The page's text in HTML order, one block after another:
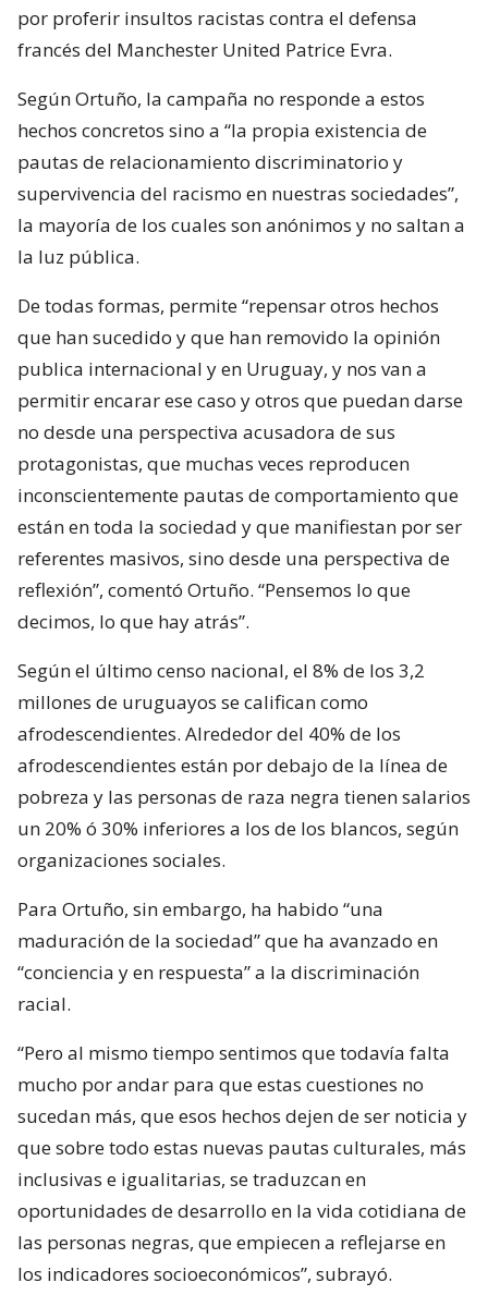
por proferir insultos racistas contra el defensa
francés del Manchester United Patrice Evra.
Según Ortuño, la campaña no responde a estos
hechos concretos sino a “la propia existencia de
pautas de relacionamiento discriminatorio y
supervivencia del racismo en nuestras sociedades”,
la mayoría de los cuales son anónimos y no saltan a
la luz pública.
De todas formas, permite “repensar otros hechos
que han sucedido y que han removido la opinión
publica internacional y en Uruguay, y nos van a
permitir encarar ese caso y otros que puedan darse
no desde una perspectiva acusadora de sus
protagonistas, que muchas veces reproducen
inconscientemente pautas de comportamiento que
están en toda la sociedad y que manifiestan por ser
referentes masivos, sino desde una perspectiva de
reflexión”, comentó Ortuño. “Pensemos lo que
decimos, lo que hay atrás”.
Según el último censo nacional, el 8% de los 3,2
millones de uruguayos se califican como
afrodescendientes. Alrededor del 40% de los
afrodescendientes están por debajo de la línea de
pobreza y las personas de raza negra tienen salarios
un 20% ó 30% inferiores a los de los blancos, según
organizaciones sociales.
Para Ortuño, sin embargo, ha habido “una
maduración de la sociedad” que ha avanzado en
“conciencia y en respuesta” a la discriminación
racial.
“Pero al mismo tiempo sentimos que todavía falta
mucho por andar para que estas cuestiones no
sucedan más, que esos hechos dejen de ser noticia y
que sobre todo estas nuevas pautas culturales, más
inclusivas e igualitarias, se traduzcan en
oportunidades de desarrollo en la vida cotidiana de
las personas negras, que empiecen a reflejarse en
los indicadores socioeconómicos”, subrayó.